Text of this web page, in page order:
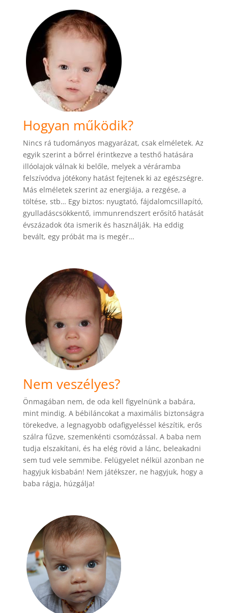
Hogyan működik?
Nincs rá tudományos magyarázat, csak elméletek. Az
egyik szerint a bőrrel érintkezve a testhő hatására
illóolajok válnak ki belőle, melyek a véráramba
felszívódva jótékony hatást fejtenek ki az egészségre.
Más elméletek szerint az energiája, a rezgése, a
töltése, stb… Egy biztos: nyugtató, fájdalomcsillapító,
gyulladáscsökkentő, immunrendszert erősítő hatását
évszázadok óta ismerik és használják. Ha eddig
bevált, egy próbát ma is megér…
Nem veszélyes?
Önmagában nem, de oda kell figyelnünk a babára,
mint mindig. A bébiláncokat a maximális biztonságra
törekedve, a legnagyobb odafigyeléssel készítik, erős
szálra fűzve, szemenkénti csomózással. A baba nem
tudja elszakítani, és ha elég rövid a lánc, beleakadni
sem tud vele semmibe. Felügyelet nélkül azonban ne
hagyjuk kisbabán! Nem játékszer, ne hagyjuk, hogy a
baba rágja, húzgálja!